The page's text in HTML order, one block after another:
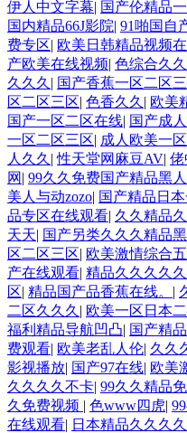
伊人中文字幕| 国产伦精品
国内精品66J影院| 91啪国自
费专区| 欧美日韩精品视频
产欧美在线视频| 色综合久
久久久 | 国产香蕉一区二区
区二区三区| 色香久久 | 欧美
国产一区二区在线| 国产成
一区二区三区| 成人欧美一
人久久 |性天堂网麻豆AV| 佬
网 | 99久久免费国产精品黑人
美人与动zozo| 国产精品日
品专区在线观看| 久久精品
天天| 国产另类久久久精品黑
区二区三区| 欧美激情综合
产在线观看| 精品久久久久
区| 精品国产品香蕉在线。 |
二区久久久 | 欧美一区日本
福利精品导航凹凸| 国产精
费观看| 欧美老乱人伦| 久久
影视播放| 国产97在线| 欧美
久久久久不卡| 99久久精品
久免费视频 | 色www四虎|
在线观看| 日本精品久久久